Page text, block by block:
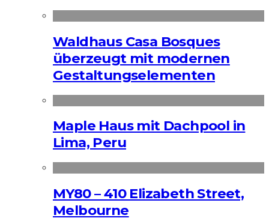
Waldhaus Casa Bosques
überzeugt mit modernen
Gestaltungselementen
Maple Haus mit Dachpool in
Lima, Peru
MY80 – 410 Elizabeth Street,
Melbourne